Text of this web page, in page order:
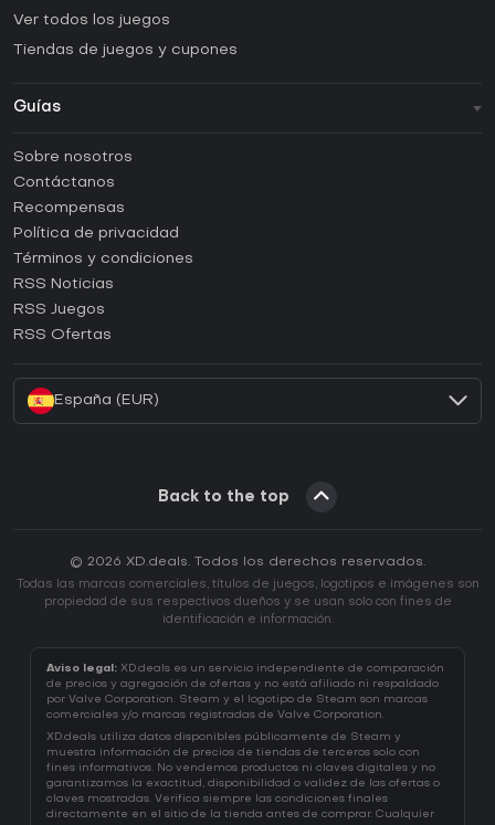
Ver todos los juegos
Tiendas de juegos y cupones
Guías
Guías y tutoriales
¿Cómo activar una CD Key de Steam?
¿Cómo activar una CD Key de Epic Games?
¿Cómo activar una CD Key de GOG?
¿Cómo activar una CD Key de Ubisoft Connect?
Sobre nosotros
Contáctanos
Recompensas
Política de privacidad
Términos y condiciones
RSS Noticias
RSS Juegos
RSS Ofertas
España (EUR)
Back to the top
© 2026 XD.deals. Todos los derechos reservados.
Todas las marcas comerciales, títulos de juegos, logotipos e imágenes son
propiedad de sus respectivos dueños y se usan solo con fines de
identificación e información.
Aviso legal: XD.deals es un servicio independiente de comparación
de precios y agregación de ofertas y no está afiliado ni respaldado
por Valve Corporation. Steam y el logotipo de Steam son marcas
comerciales y/o marcas registradas de Valve Corporation.
XD.deals utiliza datos disponibles públicamente de Steam y
muestra información de precios de tiendas de terceros solo con
fines informativos. No vendemos productos ni claves digitales y no
garantizamos la exactitud, disponibilidad o validez de las ofertas o
claves mostradas. Verifica siempre las condiciones finales
directamente en el sitio de la tienda antes de comprar. Cualquier